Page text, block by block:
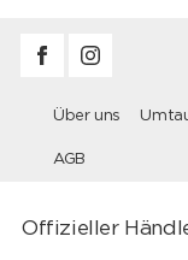
Über uns
AGB
Offizieller